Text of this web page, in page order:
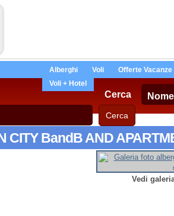
Alberghi Voli
Offerte Vacanze
Voli + Hotel
Cerca
CITY BandB AND
Vedi